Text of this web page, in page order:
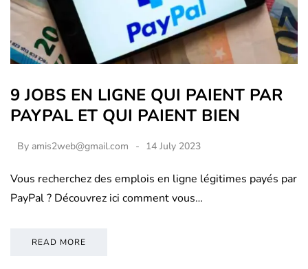
9 JOBS EN LIGNE QUI PAIENT PAR
PAYPAL ET QUI PAIENT BIEN
By amis2web@gmail.com 14 July 2023
Vous recherchez des emplois en ligne légitimes payés par
PayPal ? Découvrez ici comment vous…
READ MORE